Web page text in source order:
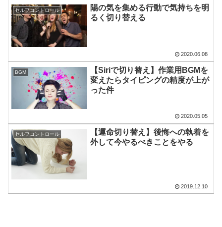
セルフコントロール
陽の気を集める行動で気持ちを明
るく切り替える
2020.06.08
BGM
【Siriで切り替え】作業用BGMを
変えたらタイピングの精度が上が
った件
2020.05.05
セルフコントロール
【運命切り替え】後悔への執着を
外して今やるべきことをやる
2019.12.10